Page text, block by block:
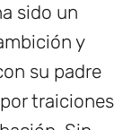
sido un
y
su padre
traiciones